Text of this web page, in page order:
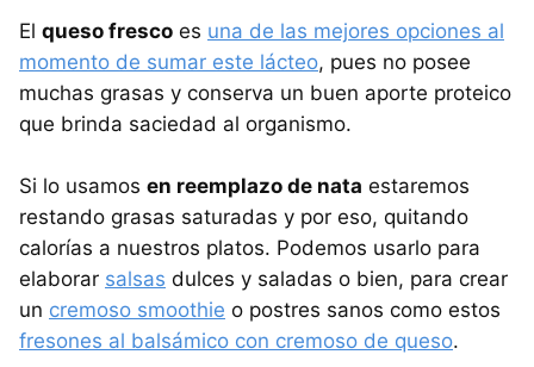
El queso fresco es una de las mejores opciones al
momento de sumar este lácteo, pues no posee
muchas grasas y conserva un buen aporte proteico
que brinda saciedad al organismo.
Si lo usamos en reemplazo de nata estaremos
restando grasas saturadas y por eso, quitando
calorías a nuestros platos. Podemos usarlo para
elaborar salsas dulces y saladas o bien, para crear
un cremoso smoothie o postres sanos como estos
fresones al balsámico con cremoso de queso.